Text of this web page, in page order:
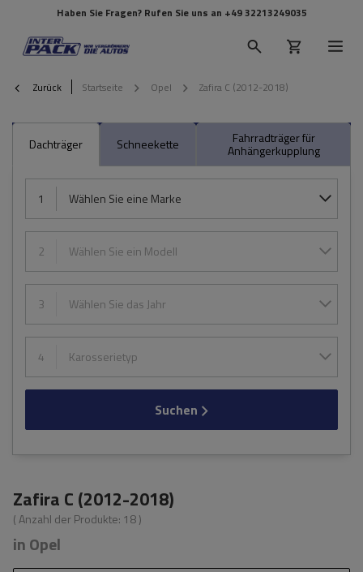
Haben Sie Fragen? Rufen Sie uns an +49 32213249035
Zurück Startseite Opel Zafira C (2012-2018)
Dachträger Schneekette Fahrradträger für
Anhängerkupplung
1 Wählen Sie eine Marke
2 Wählen Sie ein Modell
3 Wählen Sie das Jahr
4 Karosserietyp
Suchen
Zafira C (2012-2018)
( Anzahl der Produkte: 18)
in Opel